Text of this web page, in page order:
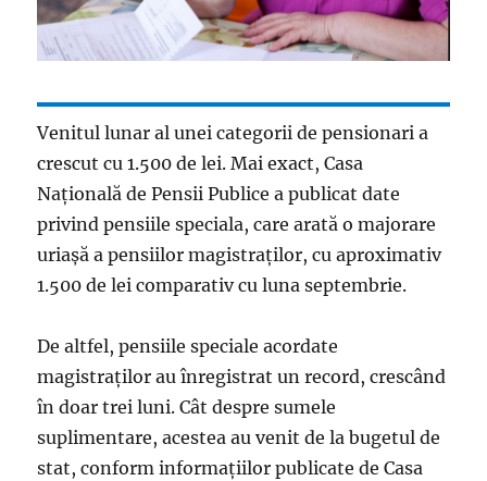
Venitul lunar al unei categorii de pensionari a
crescut cu 1.500 de lei. Mai exact, Casa
Națională de Pensii Publice a publicat date
privind pensiile speciala, care arată o majorare
uriașă a pensiilor magistraților, cu aproximativ
1.500 de lei comparativ cu luna septembrie.
De altfel, pensiile speciale acordate
magistraților au înregistrat un record, crescând
în doar trei luni. Cât despre sumele
suplimentare, acestea au venit de la bugetul de
stat, conform informațiilor publicate de Casa